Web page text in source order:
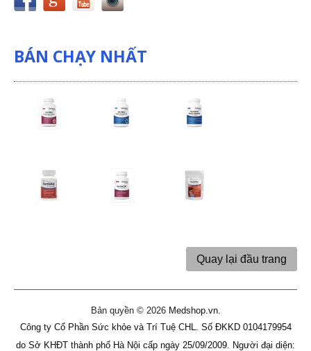
BÁN CHẠY NHẤT
Quay lại đầu trang
Bản quyền © 2026 Medshop.vn.
Công ty Cổ Phần Sức khỏe và Trí Tuệ CHL. Số ĐKKD 0104179954
do Sở KHĐT thành phố Hà Nội cấp ngày 25/09/2009. Người đại diện: